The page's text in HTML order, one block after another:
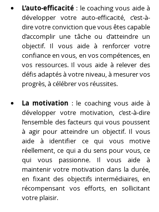
L’auto-efficacité : le coaching vous aide à
développer votre auto-efficacité, c’est-à-
dire votre conviction que vous êtes capable
d’accomplir une tâche ou d’atteindre un
objectif. Il vous aide à renforcer votre
confiance en vous, en vos compétences, en
vos ressources. Il vous aide à relever des
défis adaptés à votre niveau, à mesurer vos
progrès, à célébrer vos réussites.
La motivation : le coaching vous aide à
développer votre motivation, c’est-à-dire
l’ensemble des facteurs qui vous poussent
à agir pour atteindre un objectif. Il vous
aide à identifier ce qui vous motive
réellement, ce qui a du sens pour vous, ce
qui vous passionne. Il vous aide à
maintenir votre motivation dans la durée,
en fixant des objectifs intermédiaires, en
récompensant vos efforts, en sollicitant
votre plaisir.